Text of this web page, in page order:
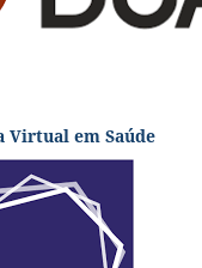
Virtual em Saúde